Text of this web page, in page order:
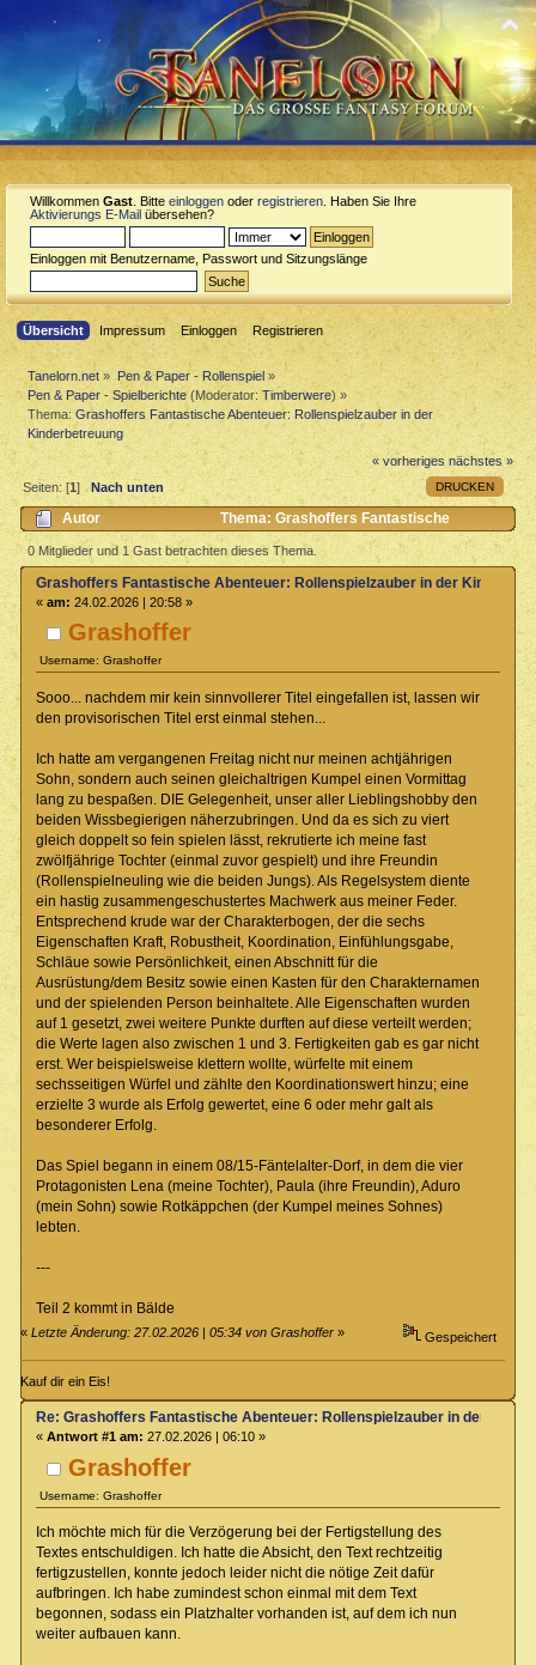
Willkommen Gast . Bitte einloggen oder registrieren . Haben Sie Ihre
Aktivierungs E-Mail übersehen?
Einloggen mit Benutzername, Passwort und Sitzungslänge
Übersicht Impressum Einloggen Registrieren
Tanelorn.net » Pen & Paper - Rollenspiel»
Pen & Paper - Spielberichte (Moderator:Timberwere) »
Thema:Grashoffers Fantastische Abenteuer: Rollenspielzauber in der
Kinderbetreuung
« vorheriges nächstes »
DRUCKEN
Seiten: [1] Nach unten
Autor
Thema: Grashoffers Fantastische
Abenteuer: Rollenspielzauber in der Kinderbetreuung (Gelesen 1026
mal)
0 Mitglieder und 1 Gast betrachten dieses Thema.
Grashoffer
Username: Grashoffer
Grashoffers Fantastische Abenteuer: Rollenspielzauber in der
« am: 24.02.2026 | 20:58 »
Sooo... nachdem mir kein sinnvollerer Titel eingefallen ist, lassen wir
den provisorischen Titel erst einmal stehen...
Ich hatte am vergangenen Freitag nicht nur meinen achtjährigen
Sohn, sondern auch seinen gleichaltrigen Kumpel einen Vormittag
lang zu bespaßen. DIE Gelegenheit, unser aller Lieblingshobby den
beiden Wissbegierigen näherzubringen. Und da es sich zu viert
gleich doppelt so fein spielen lässt, rekrutierte ich meine fast
zwölfjährige Tochter (einmal zuvor gespielt) und ihre Freundin
(Rollenspielneuling wie die beiden Jungs). Als Regelsystem diente
ein hastig zusammengeschustertes Machwerk aus meiner Feder.
Entsprechend krude war der Charakterbogen, der die sechs
Eigenschaften Kraft, Robustheit, Koordination, Einfühlungsgabe,
Schläue sowie Persönlichkeit, einen Abschnitt für die
Ausrüstung/dem Besitz sowie einen Kasten für den Charakternamen
und der spielenden Person beinhaltete. Alle Eigenschaften wurden
auf 1 gesetzt, zwei weitere Punkte durften auf diese verteilt werden;
die Werte lagen also zwischen 1 und 3. Fertigkeiten gab es gar nicht
erst. Wer beispielsweise klettern wollte, würfelte mit einem
sechsseitigen Würfel und zählte den Koordinationswert hinzu; eine
erzielte 3 wurde als Erfolg gewertet, eine 6 oder mehr galt als
besonderer Erfolg.
Das Spiel begann in einem 08/15-Fäntelalter-Dorf, in dem die vier
Protagonisten Lena (meine Tochter), Paula (ihre Freundin), Aduro
(mein Sohn) sowie Rotkäppchen (der Kumpel meines Sohnes)
lebten.
---
Teil 2 kommt in Bälde
«Letzte Änderung: 27.02.2026 | 05:34 von Grashoffer » Gespeichert
Kauf dir ein Eis!
Grashoffer
Username: Grashoffer
Re: Grashoffers Fantastische Abenteuer: Rollenspielzauber in der
« Antwort #1 am: 27.02.2026 | 06:10 »
Ich möchte mich für die Verzögerung bei der Fertigstellung des
Textes entschuldigen. Ich hatte die Absicht, den Text rechtzeitig
fertigzustellen, konnte jedoch leider nicht die nötige Zeit dafür
aufbringen. Ich habe zumindest schon einmal mit dem Text
begonnen, sodass ein Platzhalter vorhanden ist, auf dem ich nun
weiter aufbauen kann.